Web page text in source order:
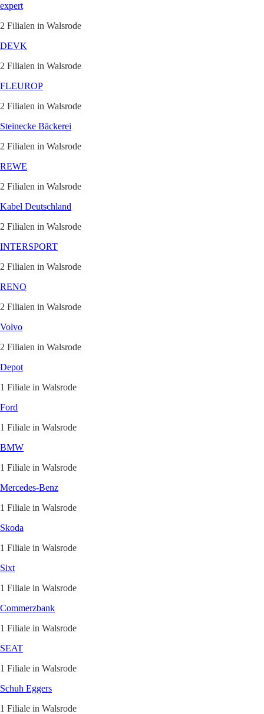
expert
2 Filialen in Walsrode
DEVK
2 Filialen in Walsrode
FLEUROP
2 Filialen in Walsrode
Steinecke Bäckerei
2 Filialen in Walsrode
REWE
2 Filialen in Walsrode
Kabel Deutschland
2 Filialen in Walsrode
INTERSPORT
2 Filialen in Walsrode
RENO
2 Filialen in Walsrode
Volvo
2 Filialen in Walsrode
Depot
1 Filiale in Walsrode
Ford
1 Filiale in Walsrode
BMW
1 Filiale in Walsrode
Mercedes-Benz
1 Filiale in Walsrode
Skoda
1 Filiale in Walsrode
Sixt
1 Filiale in Walsrode
Commerzbank
1 Filiale in Walsrode
SEAT
1 Filiale in Walsrode
Schuh Eggers
1 Filiale in Walsrode